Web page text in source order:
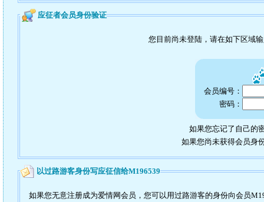
应征者会员身份验证
您目前尚未登陆，请在如下区域
会员编号：
密码：
如果您忘记了自己的
如果您尚未获得会员身
以过路游客身份写应征信给M196539
如果您无意注册成为爱情网会员，您可以用过路游客的身份向会员